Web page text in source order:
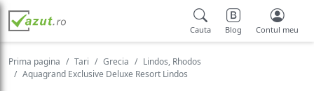
Cauta Blog Contul meu
Prima pagina Tari Grecia
Lindos, Rhodos
Aquagrand Exclusive Deluxe Resort Lindos